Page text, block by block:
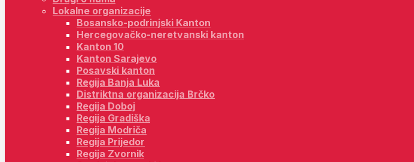
Lokalne organizacije
Bosansko-podrinjski Kanton
Hercegovačko-neretvanski kanton
Kanton 10
Kanton Sarajevo
Posavski kanton
Regija Banja Luka
Distriktna organizacija Brčko
Regija Doboj
Regija Gradiška
Regija Modriča
Regija Prijedor
Regija Zvornik